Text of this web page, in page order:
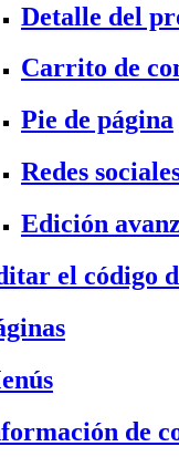
Detalle del
Carrito de
Pie de página
Redes
Edición
el código
de